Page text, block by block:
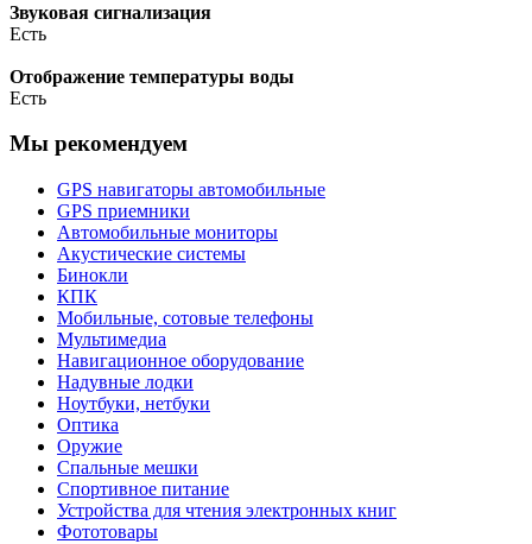
Звуковая сигнализация
Есть
Отображение температуры воды
Есть
Мы рекомендуем
GPS навигаторы автомобильные
GPS приемники
Автомобильные мониторы
Акустические системы
Бинокли
КПК
Мобильные, сотовые телефоны
Мультимедиа
Навигационное оборудование
Надувные лодки
Ноутбуки, нетбуки
Оптика
Оружие
Спальные мешки
Спортивное питание
Устройства для чтения электронных книг
Фототовары